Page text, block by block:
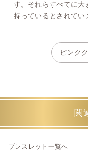
す。それらすべてに大
持っているとされてい
ピンク
関
ブレスレット一覧へ